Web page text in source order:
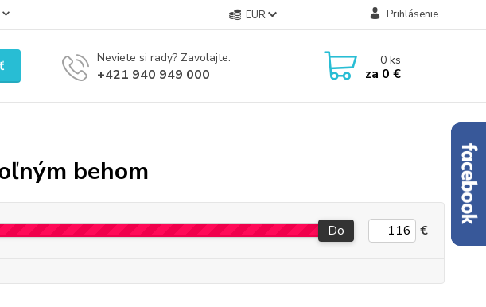
EUR Prihlásenie
Neviete si rady? Zavolajte.
+421 940 949 000
0ks
za 0 €
behom
Do €